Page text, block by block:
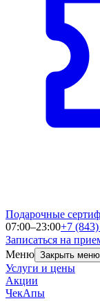
Подарочные
07:00–23:00+7
Записаться на
Меню Закрыть меню
Услуги и цены
Акции
ЧекАпы